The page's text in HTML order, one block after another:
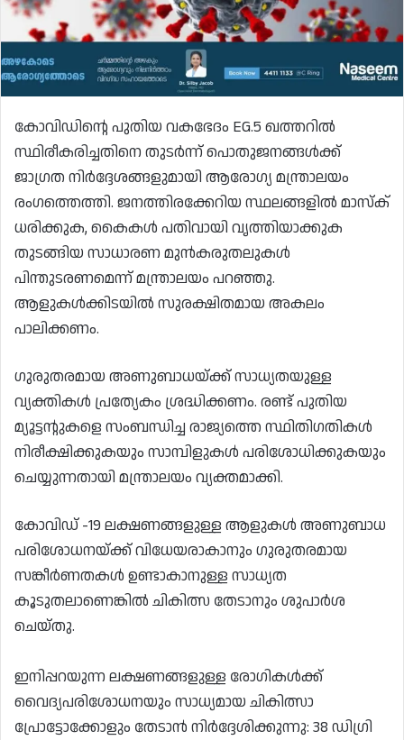
കോവിഡിന്റെ പുതിയ വകഭേദം EG.5 ഖത്തറിൽ
സ്ഥിരീകരിച്ചതിനെ തുടർന്ന് പൊതുജനങ്ങൾക്ക്
ജാഗ്രത നിർദ്ദേശങ്ങളുമായി ആരോഗ്യ മന്ത്രാലയം
രംഗത്തെത്തി. ജനത്തിരക്കേറിയ സ്ഥലങ്ങളിൽ മാസ്‌ക്
ധരിക്കുക, കൈകൾ പതിവായി വൃത്തിയാക്കുക
തുടങ്ങിയ സാധാരണ മുൻകരുതലുകൾ
പിന്തുടരണമെന്ന് മന്ത്രാലയം പറഞ്ഞു.
ആളുകൾക്കിടയിൽ സുരക്ഷിതമായ അകലം
പാലിക്കണം.
ഗുരുതരമായ അണുബാധയ്ക്ക് സാധ്യതയുള്ള
വ്യക്തികൾ പ്രത്യേകം ശ്രദ്ധിക്കണം. രണ്ട് പുതിയ
മ്യൂട്ടന്റുകളെ സംബന്ധിച്ച രാജ്യത്തെ സ്ഥിതിഗതികൾ
നിരീക്ഷിക്കുകയും സാമ്പിളുകൾ പരിശോധിക്കുകയും
ചെയ്യുന്നതായി മന്ത്രാലയം വ്യക്തമാക്കി.
കോവിഡ് -19 ലക്ഷണങ്ങളുള്ള ആളുകൾ അണുബാധ
പരിശോധനയ്ക്ക് വിധേയരാകാനും ഗുരുതരമായ
സങ്കീർണതകൾ ഉണ്ടാകാനുള്ള സാധ്യത
കൂടുതലാണെങ്കിൽ ചികിത്സ തേടാനും ശുപാർശ
ചെയ്തു.
ഇനിപ്പറയുന്ന ലക്ഷണങ്ങളുള്ള രോഗികൾക്ക്
വൈദ്യപരിശോധനയും സാധ്യമായ ചികിത്സാ
പ്രോട്ടോക്കോളും തേടാൻ നിർദ്ദേശിക്കുന്നു: 38 ഡിഗ്രി